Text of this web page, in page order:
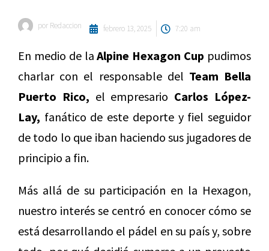
por Redaccion febrero 13, 2025 7:20 am
En medio de laAlpine Hexagon Cup pudimos
charlar con el responsable del Team Bella
Puerto Rico, el empresario Carlos López-
Lay, fanático de este deporte y fiel seguidor
de todo lo que iban haciendo sus jugadores de
principio a fin.
Más allá de su participación en la Hexagon,
nuestro interés se centró en conocer cómo se
está desarrollando el pádel en su país y, sobre